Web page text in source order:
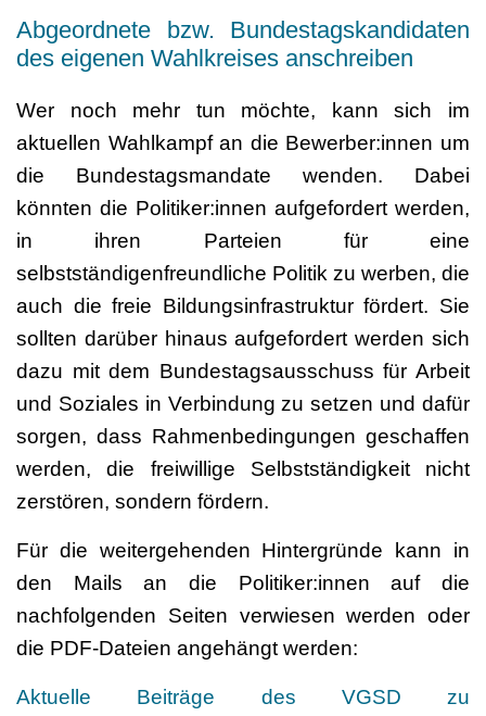
Abgeordnete bzw. Bundestagskandidaten
des eigenen Wahlkreises anschreiben
Wer noch mehr tun möchte, kann sich im
aktuellen Wahlkampf an die Bewerber:innen um
die Bundestagsmandate wenden. Dabei
könnten die Politiker:innen aufgefordert werden,
in ihren Parteien für eine
selbstständigenfreundliche Politik zu werben, die
auch die freie Bildungsinfrastruktur fördert. Sie
sollten darüber hinaus aufgefordert werden sich
dazu mit dem Bundestagsausschuss für Arbeit
und Soziales in Verbindung zu setzen und dafür
sorgen, dass Rahmenbedingungen geschaffen
werden, die freiwillige Selbstständigkeit nicht
zerstören, sondern fördern.
Für die weitergehenden Hintergründe kann in
den Mails an die Politiker:innen auf die
nachfolgenden Seiten verwiesen werden oder
die PDF-Dateien angehängt werden:
Aktuelle Beiträge des VGSD zu